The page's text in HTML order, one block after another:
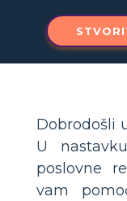
Dobrodošli
U
poslovne
vam